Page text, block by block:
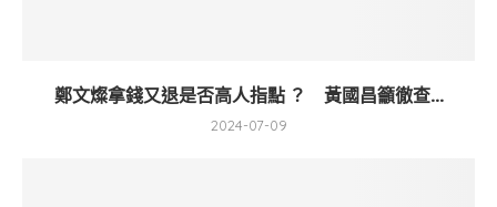
鄭文燦拿錢又退是否高人指點 ？ 黃國昌籲徹查...
2024-07-09